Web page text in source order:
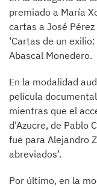
premiado a María
cartas a José
‘Cartas de un
Abascal Monedero.
En la modalidad
película
mientras que el
d'Azucre, de Pablo
fue para Alejandro
abreviados’.
Por último, en la